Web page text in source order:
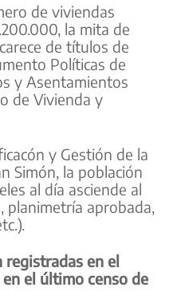
de viviendas
la mita de
de títulos de
Políticas de
y Asentamientos
de Vivienda y
y Gestión de la
Simón, la población
al día asciende al
aprobada,
en el
el último censo de